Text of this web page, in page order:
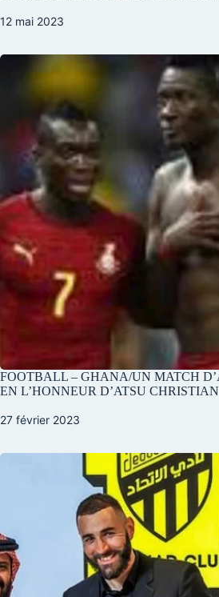
12 mai 2023
FOOTBALL – GHANA/UN MATCH
EN L’HONNEUR D’ATSU CHRISTIAN
27 février 2023